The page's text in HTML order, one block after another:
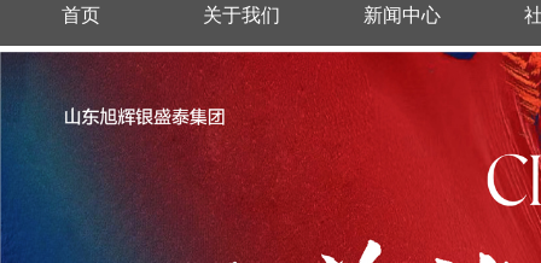
首页 关于我们 新闻中心